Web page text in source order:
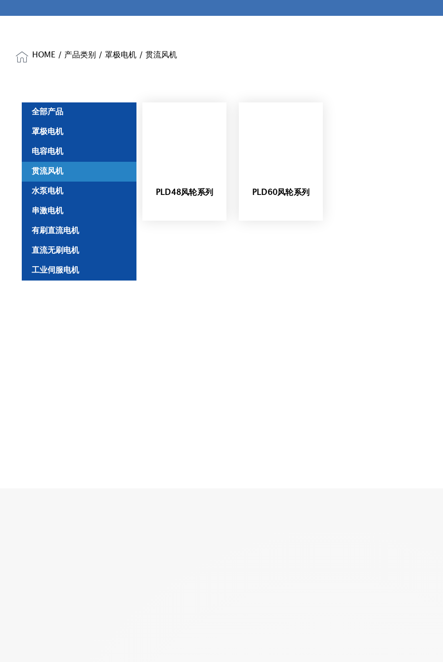
HOME / 产品类别 / 罩极电机 / 贯流风机
全部产品
罩极电机
电容电机
贯流风机
水泵电机
串激电机
有刷直流电机
直流无刷电机
工业伺服电机
PLD48风轮系列 PLD60风轮系列